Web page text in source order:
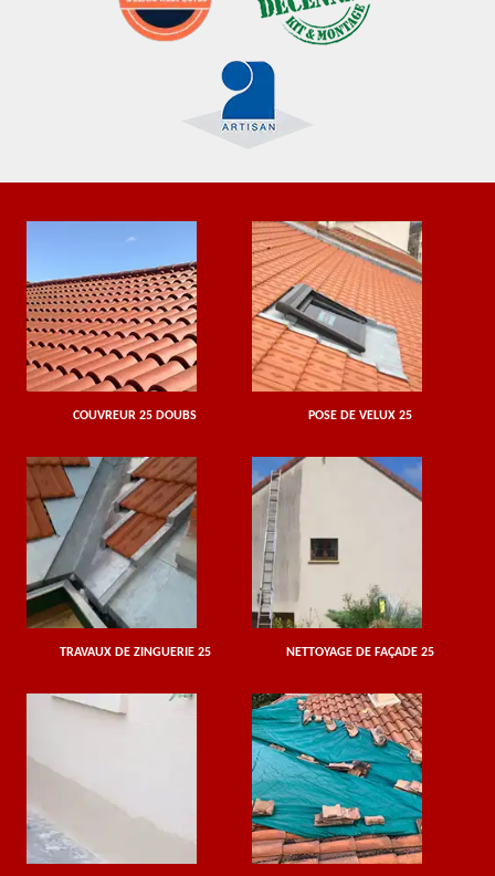
COUVREUR 25 DOUBS POSE DE VELUX 25
TRAVAUX DE ZINGUERIE 25 NETTOYAGE DE FAÇADE 25